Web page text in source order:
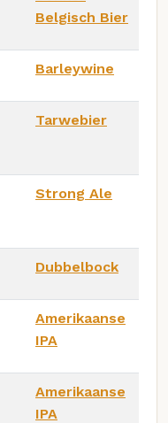
Belgisch Bier
Barleywine
Tarwebier
Strong Ale
Dubbelbock
Amerikaanse
IPA
Amerikaanse
IPA